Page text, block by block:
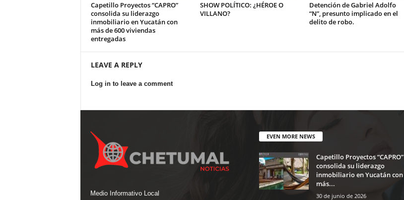
Capetillo Proyectos “CAPRO”
consolida su liderazgo
inmobiliario en Yucatán con
más de 600 viviendas
entregadas
SHOW POLÍTICO: ¿HÉROE O
VILLANO?
Detención de Gabriel Adolfo
“N”, presunto implicado en el
delito de robo.
LEAVE A REPLY
Log in to leave a comment
Medio Informativo Local
EVEN MORE NEWS
Capetillo Proyectos “CAPRO”
consolida su liderazgo
inmobiliario en Yucatán con
más...
30 de junio de 2026